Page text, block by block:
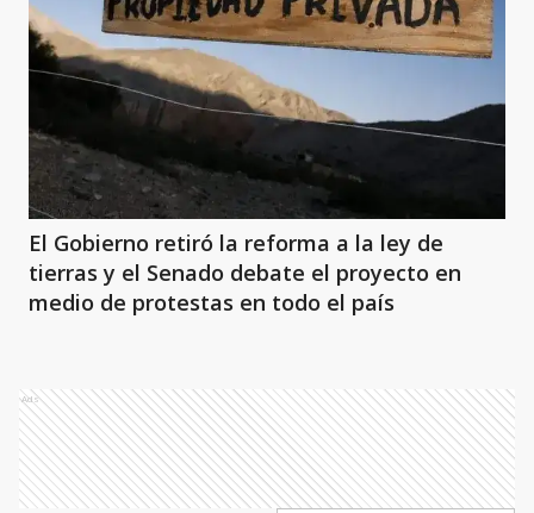
El Gobierno retiró la reforma a la ley de
tierras y el Senado debate el proyecto en
medio de protestas en todo el país
Ads